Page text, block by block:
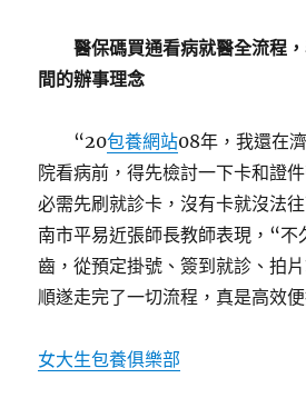
醫保碼買通看病就醫全流程
間的辦事理念
“20包養網站08年，我還在
院看病前，得先檢討一下卡和證
必需先刷就診卡，沒有卡就沒法
南市平易近張師長教師表現，“不
齒，從預定掛號、簽到就診、拍
順遂走完了一切流程，真是高效
女大生包養俱樂部